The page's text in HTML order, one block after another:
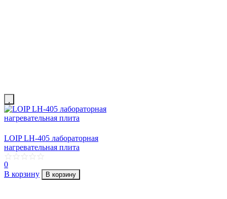
LOIP LH-405 лабораторная
нагревательная плита
0
В корзину
В корзину